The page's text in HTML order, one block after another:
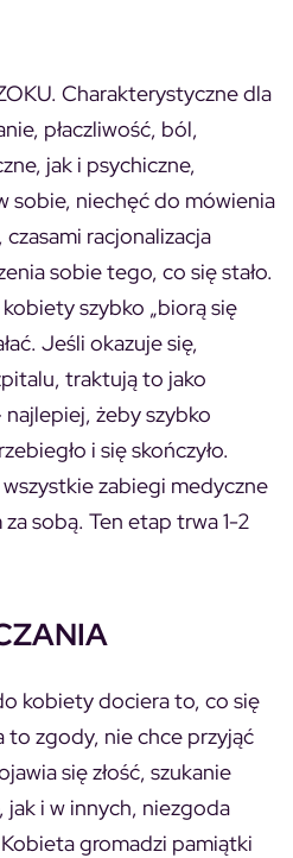
Charakterystyczne dla
płaczliwość, ból,
jak i psychiczne,
sobie, niechęć do mówienia
racjonalizacja
sobie tego, co się stało.
szybko „biorą się
Jeśli okazuje się,
traktują to jako
żeby szybko
i się skończyło.
wszystkie zabiegi medyczne
sobą. Ten etap trwa 1-2
kobiety dociera to, co się
to zgody, nie chce przyjąć
się złość, szukanie
jak i w innych, niezgoda
gromadzi pamiątki